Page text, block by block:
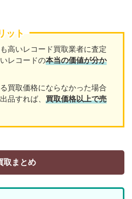
ット
高いレコード買取業者に査定
レコードの本当の価値が分か
買取価格にならなかった場合
品すれば、 買取価格以上で売
取まとめ